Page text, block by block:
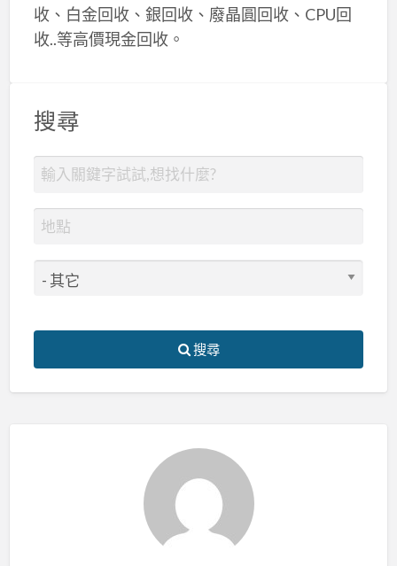
收、白金回收、銀回收、廢晶圓回收、CPU回
收..等高價現金回收。
搜尋
搜尋